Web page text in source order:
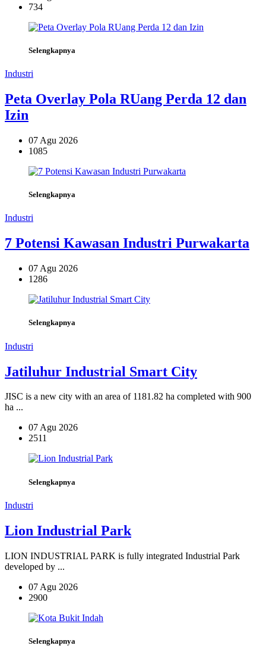
734
Selengkapnya
Industri
Peta Overlay Pola RUang Perda 12 dan
Izin
07 Agu 2026
1085
Selengkapnya
Industri
7 Potensi Kawasan Industri Purwakarta
07 Agu 2026
1286
Selengkapnya
Industri
Jatiluhur Industrial Smart City
JISC is a new city with an area of 1181.82 ha completed with 900
ha ...
07 Agu 2026
2511
Selengkapnya
Industri
Lion Industrial Park
LION INDUSTRIAL PARK is fully integrated Industrial Park
developed by ...
07 Agu 2026
2900
Selengkapnya